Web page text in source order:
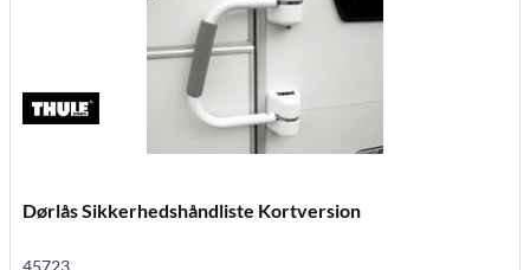
Dørlås Sikkerhedshåndliste Kortversion
45723